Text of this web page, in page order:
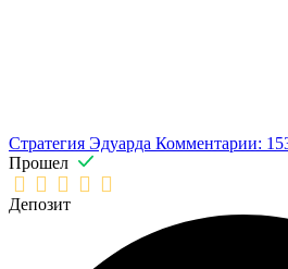
Стратегия Эдуарда Комментарии:
Прошел
Депозит